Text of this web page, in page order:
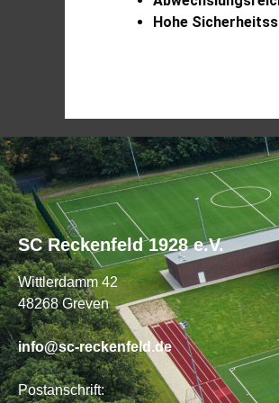
Hohe
SC Reckenfeld 1928 e.V.
Wittlerdamm 42
48268 Greven
info@sc-reckenfeld.de
Postanschrift: